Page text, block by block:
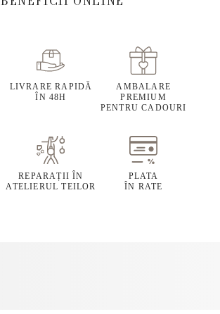
LIVRARE RAPIDĂ
ÎN 48H
AMBALARE
PREMIUM
PENTRU CADOURI
REPARAȚII ÎN
ATELIERUL TEILOR
PLATA
ÎN RATE